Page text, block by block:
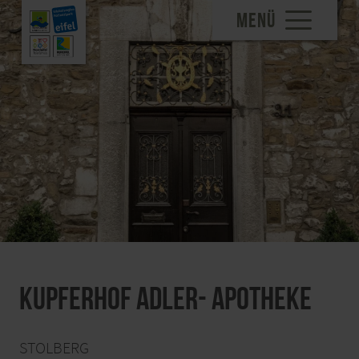
MENÜ
Kupferhof Adler- Apotheke
STOLBERG